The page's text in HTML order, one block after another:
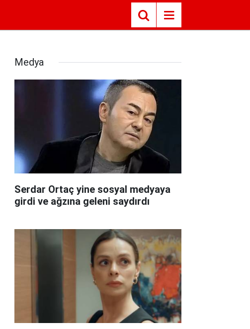
Medya
Serdar Ortaç yine sosyal medyaya
girdi ve ağzına geleni saydırdı